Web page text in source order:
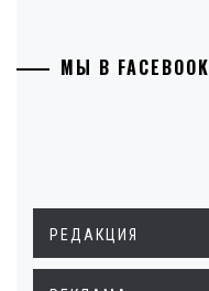
МЫ В FACEBOOK
РЕДАКЦИЯ